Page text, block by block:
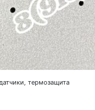
термозащита